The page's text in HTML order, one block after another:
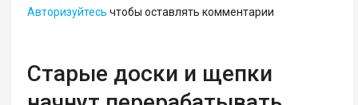
Авторизуйтесь чтобы оставлять комментарии
Старые доски и щепки